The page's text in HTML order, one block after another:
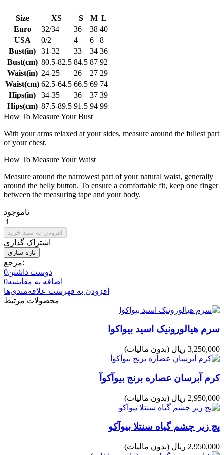
Size XS S M L
Euro
32/34 36 38 40
USA
0/2 4 6
8
Bust(in)
31-32 33 34 36
Bust(cm) 80.5-82.5 84.5 87 92
Waist(in) 24-25 26 27 29
Waist(cm) 62.5-64.5 66.5 69 74
Hips(in)
34-35 36 37 39
Hips(cm) 87.5-89.5 91.5 94 99
How To Measure Your Bust
With your arms relaxed at your sides, measure around the fullest part
of your chest.
How To Measure Your Waist
Measure around the narrowest part of your natural waist, generally
around the belly button. To ensure a comfortable fit, keep one finger
between the measuring tape and your body.
ناموجود
افزودن به سبد خرید
اشتراک گذاری
مرجع:
دوست داشتن0
اضافه به مقایسه0
افزودن به فهرست علاقه‌مندی‌ها
محصولات مرتبط
سرم هیالورونیک اسید بیواکوا
3,250,000 ریال (بدون مالیات)
کرم آبرسان عصاره برنج بیوآکوآ
2,950,000 ریال (بدون مالیات)
پچ زیر چشم گیاه سنتلا بیوآکو
2,950,000 ریال (بدون مالیات)